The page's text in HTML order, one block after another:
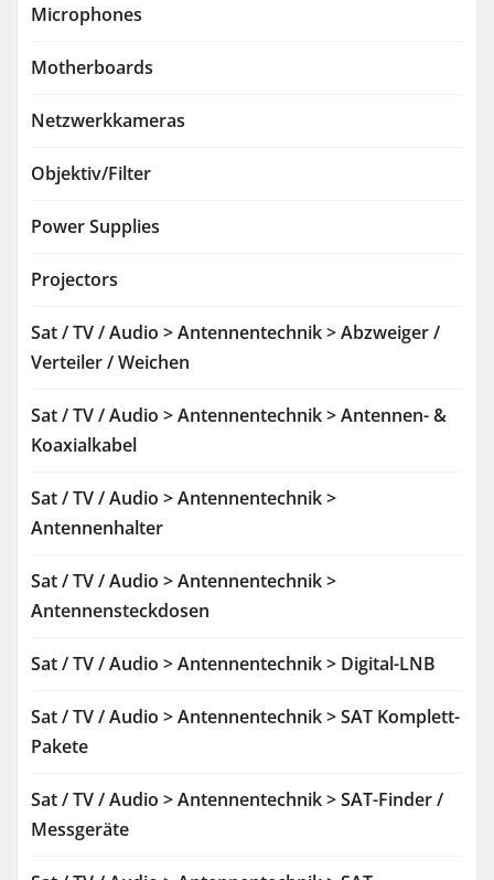
Microphones
Motherboards
Netzwerkkameras
Objektiv/Filter
Power Supplies
Projectors
Sat / TV / Audio > Antennentechnik > Abzweiger /
Verteiler / Weichen
Sat / TV / Audio > Antennentechnik > Antennen- &
Koaxialkabel
Sat / TV / Audio > Antennentechnik >
Antennenhalter
Sat / TV / Audio > Antennentechnik >
Antennensteckdosen
Sat / TV / Audio > Antennentechnik > Digital-LNB
Sat / TV / Audio > Antennentechnik > SAT Komplett-
Pakete
Sat / TV / Audio > Antennentechnik > SAT-Finder /
Messgeräte